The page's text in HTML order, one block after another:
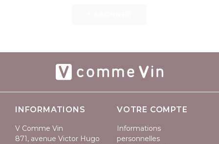
INFORMATIONS
V Comme Vin
871, avenue Victor Hugo
VOTRE COMPTE
Informations
personnelles